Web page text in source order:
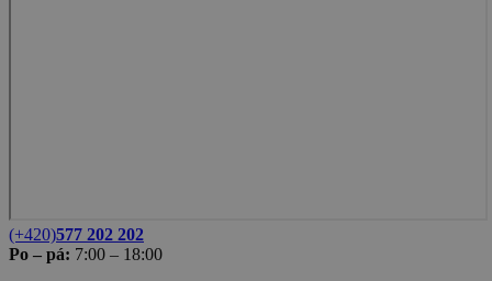
(+420)577 202 202
Po – pá: 7:00 – 18:00